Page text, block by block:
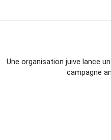
Une organisation juive lance
campagne